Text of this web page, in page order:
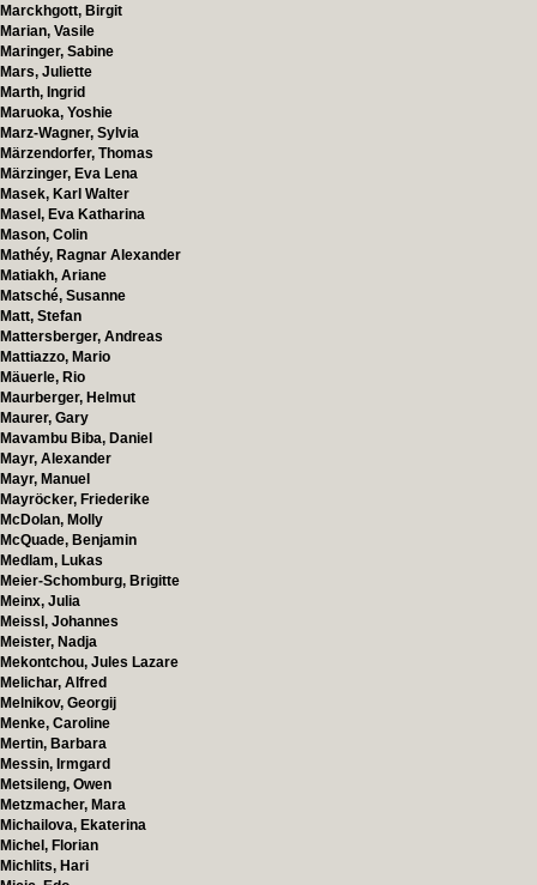
Marckhgott, Birgit
Marian, Vasile
Maringer, Sabine
Mars, Juliette
Marth, Ingrid
Maruoka, Yoshie
Marz-Wagner, Sylvia
Märzendorfer, Thomas
Märzinger, Eva Lena
Masek, Karl Walter
Masel, Eva Katharina
Mason, Colin
Mathéy, Ragnar Alexander
Matiakh, Ariane
Matsché, Susanne
Matt, Stefan
Mattersberger, Andreas
Mattiazzo, Mario
Mäuerle, Rio
Maurberger, Helmut
Maurer, Gary
Mavambu Biba, Daniel
Mayr, Alexander
Mayr, Manuel
Mayröcker, Friederike
McDolan, Molly
McQuade, Benjamin
Medlam, Lukas
Meier-Schomburg, Brigitte
Meinx, Julia
Meissl, Johannes
Meister, Nadja
Mekontchou, Jules Lazare
Melichar, Alfred
Melnikov, Georgij
Menke, Caroline
Mertin, Barbara
Messin, Irmgard
Metsileng, Owen
Metzmacher, Mara
Michailova, Ekaterina
Michel, Florian
Michlits, Hari